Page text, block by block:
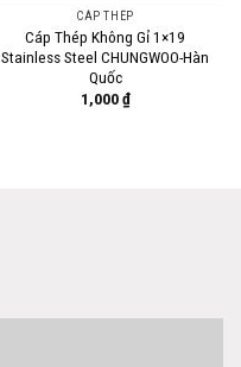
CÁP THÉP
Cáp Thép Không Gỉ 1×19
Stainless Steel CHUNGWOO-Hàn
Quốc
1,000₫